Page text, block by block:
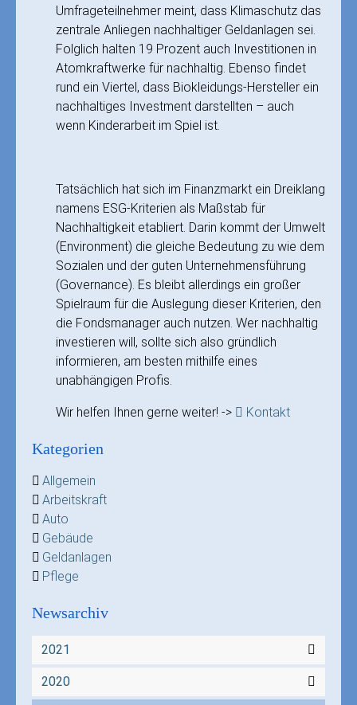
Umfrageteilnehmer meint, dass Klimaschutz das
zentrale Anliegen nachhaltiger Geldanlagen sei.
Folglich halten 19 Prozent auch Investitionen in
Atomkraftwerke für nachhaltig. Ebenso findet
rund ein Viertel, dass Biokleidungs-Hersteller ein
nachhaltiges Investment darstellten – auch
wenn Kinderarbeit im Spiel ist.
Tatsächlich hat sich im Finanzmarkt ein Dreiklang
namens ESG-Kriterien als Maßstab für
Nachhaltigkeit etabliert. Darin kommt der Umwelt
(Environment) die gleiche Bedeutung zu wie dem
Sozialen und der guten Unternehmensführung
(Governance). Es bleibt allerdings ein großer
Spielraum für die Auslegung dieser Kriterien, den
die Fondsmanager auch nutzen. Wer nachhaltig
investieren will, sollte sich also gründlich
informieren, am besten mithilfe eines
unabhängigen Profis.
Wir helfen Ihnen gerne weiter! -> Kontakt
Kategorien
Allgemein
Arbeitskraft
Auto
Gebäude
Geldanlagen
Pflege
Newsarchiv
2021
2020